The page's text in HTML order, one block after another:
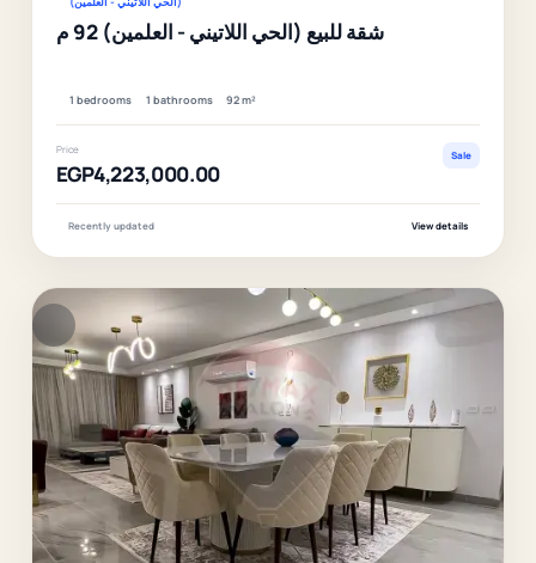
شقة للبيع (الحي اللاتيني - العلمين) 92 م
1 bedrooms 1 bathrooms 92 m²
Price
EGP4,223,000.00
Sale
Recently updated View details